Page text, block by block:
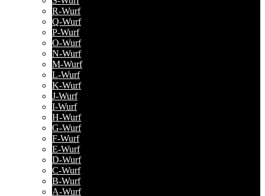
R-Wurf
Q-Wurf
P-Wurf
O-Wurf
N-Wurf
M-Wurf
L-Wurf
K-Wurf
J-Wurf
I-Wurf
H-Wurf
G-Wurf
F-Wurf
E-Wurf
D-Wurf
C-Wurf
B-Wurf
A-Wurf